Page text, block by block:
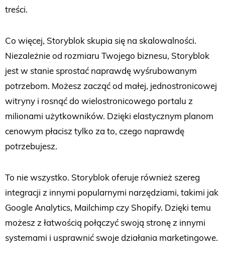
treści.
Co więcej, Storyblok skupia się na skalowalności.
Niezależnie od rozmiaru Twojego biznesu, Storyblok
jest w stanie sprostać naprawdę wyśrubowanym
potrzebom. Możesz zacząć od małej, jednostronicowej
witryny i rosnąć do wielostronicowego portalu z
milionami użytkowników. Dzięki elastycznym planom
cenowym płacisz tylko za to, czego naprawdę
potrzebujesz.
To nie wszystko. Storyblok oferuje również szereg
integracji z innymi popularnymi narzędziami, takimi jak
Google Analytics, Mailchimp czy Shopify. Dzięki temu
możesz z łatwością połączyć swoją stronę z innymi
systemami i usprawnić swoje działania marketingowe.